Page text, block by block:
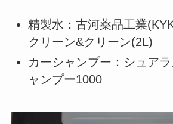
精製水：古河薬品工業
クリーン&クリーン(2L)
カーシャンプー：シュア
ャンプー1000